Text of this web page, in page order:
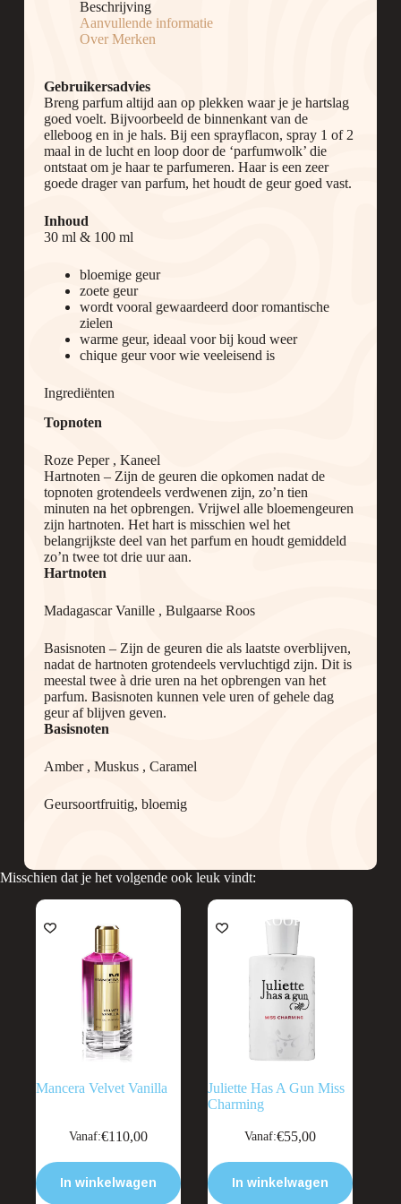
Beschrijving
Aanvullende informatie
Over Merken
Gebruikersadvies
Breng parfum altijd aan op plekken waar je je hartslag
goed voelt. Bijvoorbeeld de binnenkant van de
elleboog en in je hals. Bij een sprayflacon, spray 1 of 2
maal in de lucht en loop door de ‘parfumwolk’ die
ontstaat om je haar te parfumeren. Haar is een zeer
goede drager van parfum, het houdt de geur goed vast.
Inhoud
30 ml & 100 ml
bloemige geur
zoete geur
wordt vooral gewaardeerd door romantische
zielen
warme geur, ideaal voor bij koud weer
chique geur voor wie veeleisend is
Ingrediënten
Topnoten
Roze Peper , Kaneel
Hartnoten – Zijn de geuren die opkomen nadat de
topnoten grotendeels verdwenen zijn, zo’n tien
minuten na het opbrengen. Vrijwel alle bloemengeuren
zijn hartnoten. Het hart is misschien wel het
belangrijkste deel van het parfum en houdt gemiddeld
zo’n twee tot drie uur aan.
Hartnoten
Madagascar Vanille , Bulgaarse Roos
Basisnoten – Zijn de geuren die als laatste overblijven,
nadat de hartnoten grotendeels vervluchtigd zijn. Dit is
meestal twee à drie uren na het opbrengen van het
parfum. Basisnoten kunnen vele uren of gehele dag
geur af blijven geven.
Basisnoten
Amber , Muskus , Caramel
Geursoortfruitig, bloemig
Misschien dat je het volgende ook leuk vindt:
Mancera Velvet Vanilla
Vanaf:€110,00
In winkelwagen
product
variaties.
UITVERKOOP
Juliette Has A Gun Miss
Charming
Vanaf:€55,00
In winkelwagen
product
variaties.